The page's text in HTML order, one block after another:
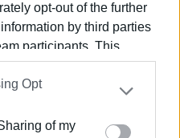
opt-out of the further
by third parties
participants. This
by us to third parties
Participants
that may
parties.
app uses one or more
Opt
of my
Γιαννιώτης Β.,
3, Βέλλιος Αγ.,
Κασίμης,